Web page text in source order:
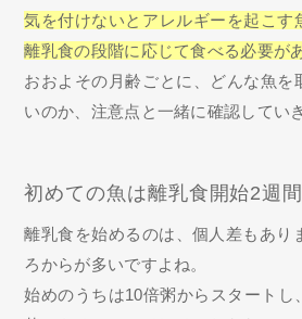
気を付けないとアレルギーを起こす
離乳食の段階に応じて食べる必要が
おおよその月齢ごとに、どんな魚を
いのか、注意点と一緒に確認してい
初めての魚は離乳食開始2週
離乳食を始めるのは、個人差もあり
ろからが多いですよね。
始めのうちは10倍粥からスタートし